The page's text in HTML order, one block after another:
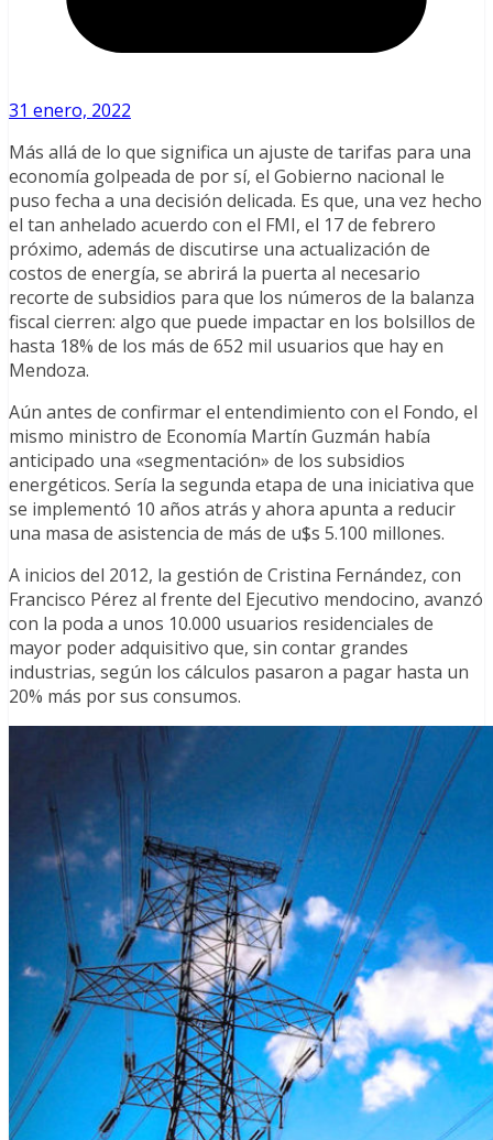
31 enero, 2022
Más allá de lo que significa un ajuste de tarifas para una
economía golpeada de por sí, el Gobierno nacional le
puso fecha a una decisión delicada. Es que, una vez hecho
el tan anhelado acuerdo con el FMI, el 17 de febrero
próximo, además de discutirse una actualización de
costos de energía, se abrirá la puerta al necesario
recorte de subsidios para que los números de la balanza
fiscal cierren: algo que puede impactar en los bolsillos de
hasta 18% de los más de 652 mil usuarios que hay en
Mendoza.
Aún antes de confirmar el entendimiento con el Fondo, el
mismo ministro de Economía Martín Guzmán había
anticipado una «segmentación» de los subsidios
energéticos. Sería la segunda etapa de una iniciativa que
se implementó 10 años atrás y ahora apunta a reducir
una masa de asistencia de más de u$s 5.100 millones.
A inicios del 2012, la gestión de Cristina Fernández, con
Francisco Pérez al frente del Ejecutivo mendocino, avanzó
con la poda a unos 10.000 usuarios residenciales de
mayor poder adquisitivo que, sin contar grandes
industrias, según los cálculos pasaron a pagar hasta un
20% más por sus consumos.